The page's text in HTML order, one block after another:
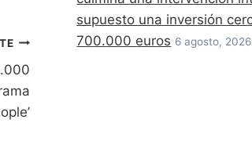
supuesto una inversión
700.000 euros 6 agosto, 2026